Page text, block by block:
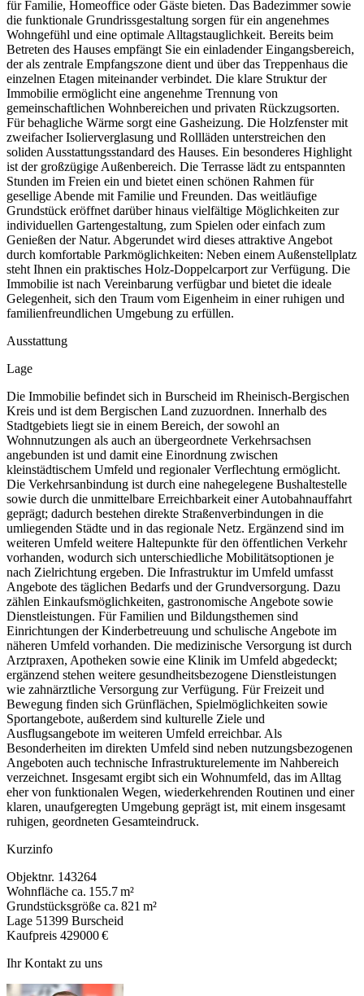
für Familie, Homeoffice oder Gäste bieten. Das Badezimmer sowie
die funktionale Grundrissgestaltung sorgen für ein angenehmes
Wohngefühl und eine optimale Alltagstauglichkeit. Bereits beim
Betreten des Hauses empfängt Sie ein einladender Eingangsbereich,
der als zentrale Empfangszone dient und über das Treppenhaus die
einzelnen Etagen miteinander verbindet. Die klare Struktur der
Immobilie ermöglicht eine angenehme Trennung von
gemeinschaftlichen Wohnbereichen und privaten Rückzugsorten.
Für behagliche Wärme sorgt eine Gasheizung. Die Holzfenster mit
zweifacher Isolierverglasung und Rollläden unterstreichen den
soliden Ausstattungsstandard des Hauses. Ein besonderes Highlight
ist der großzügige Außenbereich. Die Terrasse lädt zu entspannten
Stunden im Freien ein und bietet einen schönen Rahmen für
gesellige Abende mit Familie und Freunden. Das weitläufige
Grundstück eröffnet darüber hinaus vielfältige Möglichkeiten zur
individuellen Gartengestaltung, zum Spielen oder einfach zum
Genießen der Natur. Abgerundet wird dieses attraktive Angebot
durch komfortable Parkmöglichkeiten: Neben einem Außenstellplatz
steht Ihnen ein praktisches Holz-Doppelcarport zur Verfügung. Die
Immobilie ist nach Vereinbarung verfügbar und bietet die ideale
Gelegenheit, sich den Traum vom Eigenheim in einer ruhigen und
familienfreundlichen Umgebung zu erfüllen.
Ausstattung
Lage
Die Immobilie befindet sich in Burscheid im Rheinisch-Bergischen
Kreis und ist dem Bergischen Land zuzuordnen. Innerhalb des
Stadtgebiets liegt sie in einem Bereich, der sowohl an
Wohnnutzungen als auch an übergeordnete Verkehrsachsen
angebunden ist und damit eine Einordnung zwischen
kleinstädtischem Umfeld und regionaler Verflechtung ermöglicht.
Die Verkehrsanbindung ist durch eine nahegelegene Bushaltestelle
sowie durch die unmittelbare Erreichbarkeit einer Autobahnauffahrt
geprägt; dadurch bestehen direkte Straßenverbindungen in die
umliegenden Städte und in das regionale Netz. Ergänzend sind im
weiteren Umfeld weitere Haltepunkte für den öffentlichen Verkehr
vorhanden, wodurch sich unterschiedliche Mobilitätsoptionen je
nach Zielrichtung ergeben. Die Infrastruktur im Umfeld umfasst
Angebote des täglichen Bedarfs und der Grundversorgung. Dazu
zählen Einkaufsmöglichkeiten, gastronomische Angebote sowie
Dienstleistungen. Für Familien und Bildungsthemen sind
Einrichtungen der Kinderbetreuung und schulische Angebote im
näheren Umfeld vorhanden. Die medizinische Versorgung ist durch
Arztpraxen, Apotheken sowie eine Klinik im Umfeld abgedeckt;
ergänzend stehen weitere gesundheitsbezogene Dienstleistungen
wie zahnärztliche Versorgung zur Verfügung. Für Freizeit und
Bewegung finden sich Grünflächen, Spielmöglichkeiten sowie
Sportangebote, außerdem sind kulturelle Ziele und
Ausflugsangebote im weiteren Umfeld erreichbar. Als
Besonderheiten im direkten Umfeld sind neben nutzungsbezogenen
Angeboten auch technische Infrastrukturelemente im Nahbereich
verzeichnet. Insgesamt ergibt sich ein Wohnumfeld, das im Alltag
eher von funktionalen Wegen, wiederkehrenden Routinen und einer
klaren, unaufgeregten Umgebung geprägt ist, mit einem insgesamt
ruhigen, geordneten Gesamteindruck.
Kurzinfo
Objektnr. 143264
Wohnfläche ca. 155.7 m²
Grundstücksgröße ca. 821 m²
Lage 51399 Burscheid
Kaufpreis 429000 €
Ihr Kontakt zu uns